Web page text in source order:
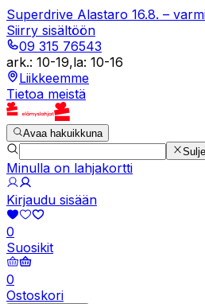
Superdrive Alastaro 16.8. –
Siirry sisältöön
09 315 76543
ark.: 10-19,la: 10-16
Liikkeemme
Tietoa meistä
Avaa hakuikkuna
Sulje
Minulla on lahjakortti
Kirjaudu sisään
0
Suosikit
0
Ostoskori